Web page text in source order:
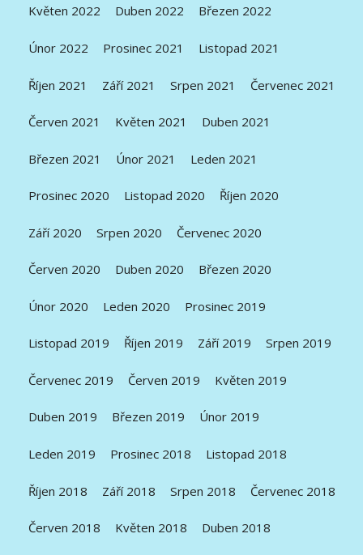
Květen 2022 Duben 2022 Březen 2022
Únor 2022 Prosinec 2021 Listopad 2021
Říjen 2021 Září 2021 Srpen 2021 Červenec 2021
Červen 2021 Květen 2021 Duben 2021
Březen 2021 Únor 2021 Leden 2021
Prosinec 2020 Listopad 2020 Říjen 2020
Září 2020 Srpen 2020 Červenec 2020
Červen 2020 Duben 2020 Březen 2020
Únor 2020 Leden 2020 Prosinec 2019
Listopad 2019 Říjen 2019 Září 2019 Srpen 2019
Červenec 2019 Červen 2019 Květen 2019
Duben 2019 Březen 2019 Únor 2019
Leden 2019 Prosinec 2018 Listopad 2018
Říjen 2018 Září 2018 Srpen 2018 Červenec 2018
Červen 2018 Květen 2018 Duben 2018